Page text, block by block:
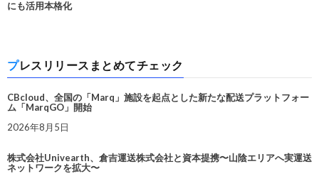
にも活用本格化
プレスリリースまとめてチェック
CBcloud、全国の「Marq」施設を起点とした新たな配送プラットフォー
ム「MarqGO」開始
2026年8月5日
株式会社Univearth、倉吉運送株式会社と資本提携〜山陰エリアへ実運送
ネットワークを拡大〜